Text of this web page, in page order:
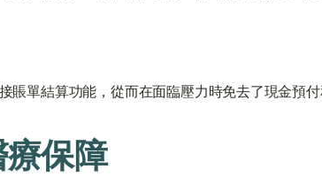
單結算功能，從而在面臨壓力時免去了現金預付
保障